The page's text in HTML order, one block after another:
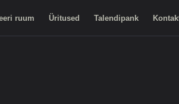
ruum Üritused Talendipank